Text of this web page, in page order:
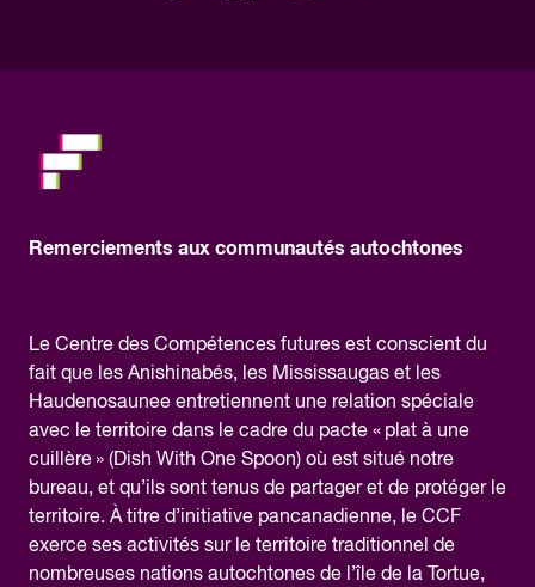
Remerciements aux communautés autochtones
Le Centre des Compétences futures est conscient du
fait que les Anishinabés, les Mississaugas et les
Haudenosaunee entretiennent une relation spéciale
avec le territoire dans le cadre du pacte « plat à une
cuillère » (Dish With One Spoon) où est situé notre
bureau, et qu’ils sont tenus de partager et de protéger le
territoire. À titre d’initiative pancanadienne, le CCF
exerce ses activités sur le territoire traditionnel de
nombreuses nations autochtones de l’île de la Tortue,